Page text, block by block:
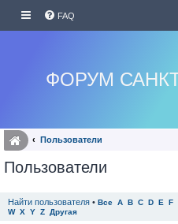
FAQ
ФОРУМ
Пользователи
Пользователи
Найти пользователя • Все A B C D E F
W X Y Z Другая